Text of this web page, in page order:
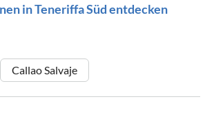
in Teneriffa Süd entdecken
Callao Salvaje